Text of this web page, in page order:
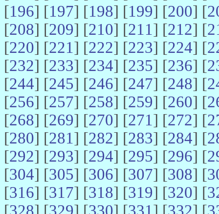
[196] [197] [198] [199] [200] [
[208] [209] [210] [211] [212] [
[220] [221] [222] [223] [224] [
[232] [233] [234] [235] [236] [
[244] [245] [246] [247] [248] [
[256] [257] [258] [259] [260] [
[268] [269] [270] [271] [272] [
[280] [281] [282] [283] [284] [
[292] [293] [294] [295] [296] [
[304] [305] [306] [307] [308] [
[316] [317] [318] [319] [320] [